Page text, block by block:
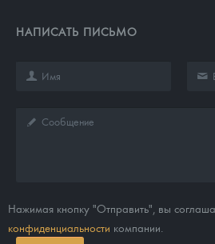
НАПИСАТЬ ПИСЬМО
Нажимая кнопку "Отправить", вы
конфиденциальности компании.